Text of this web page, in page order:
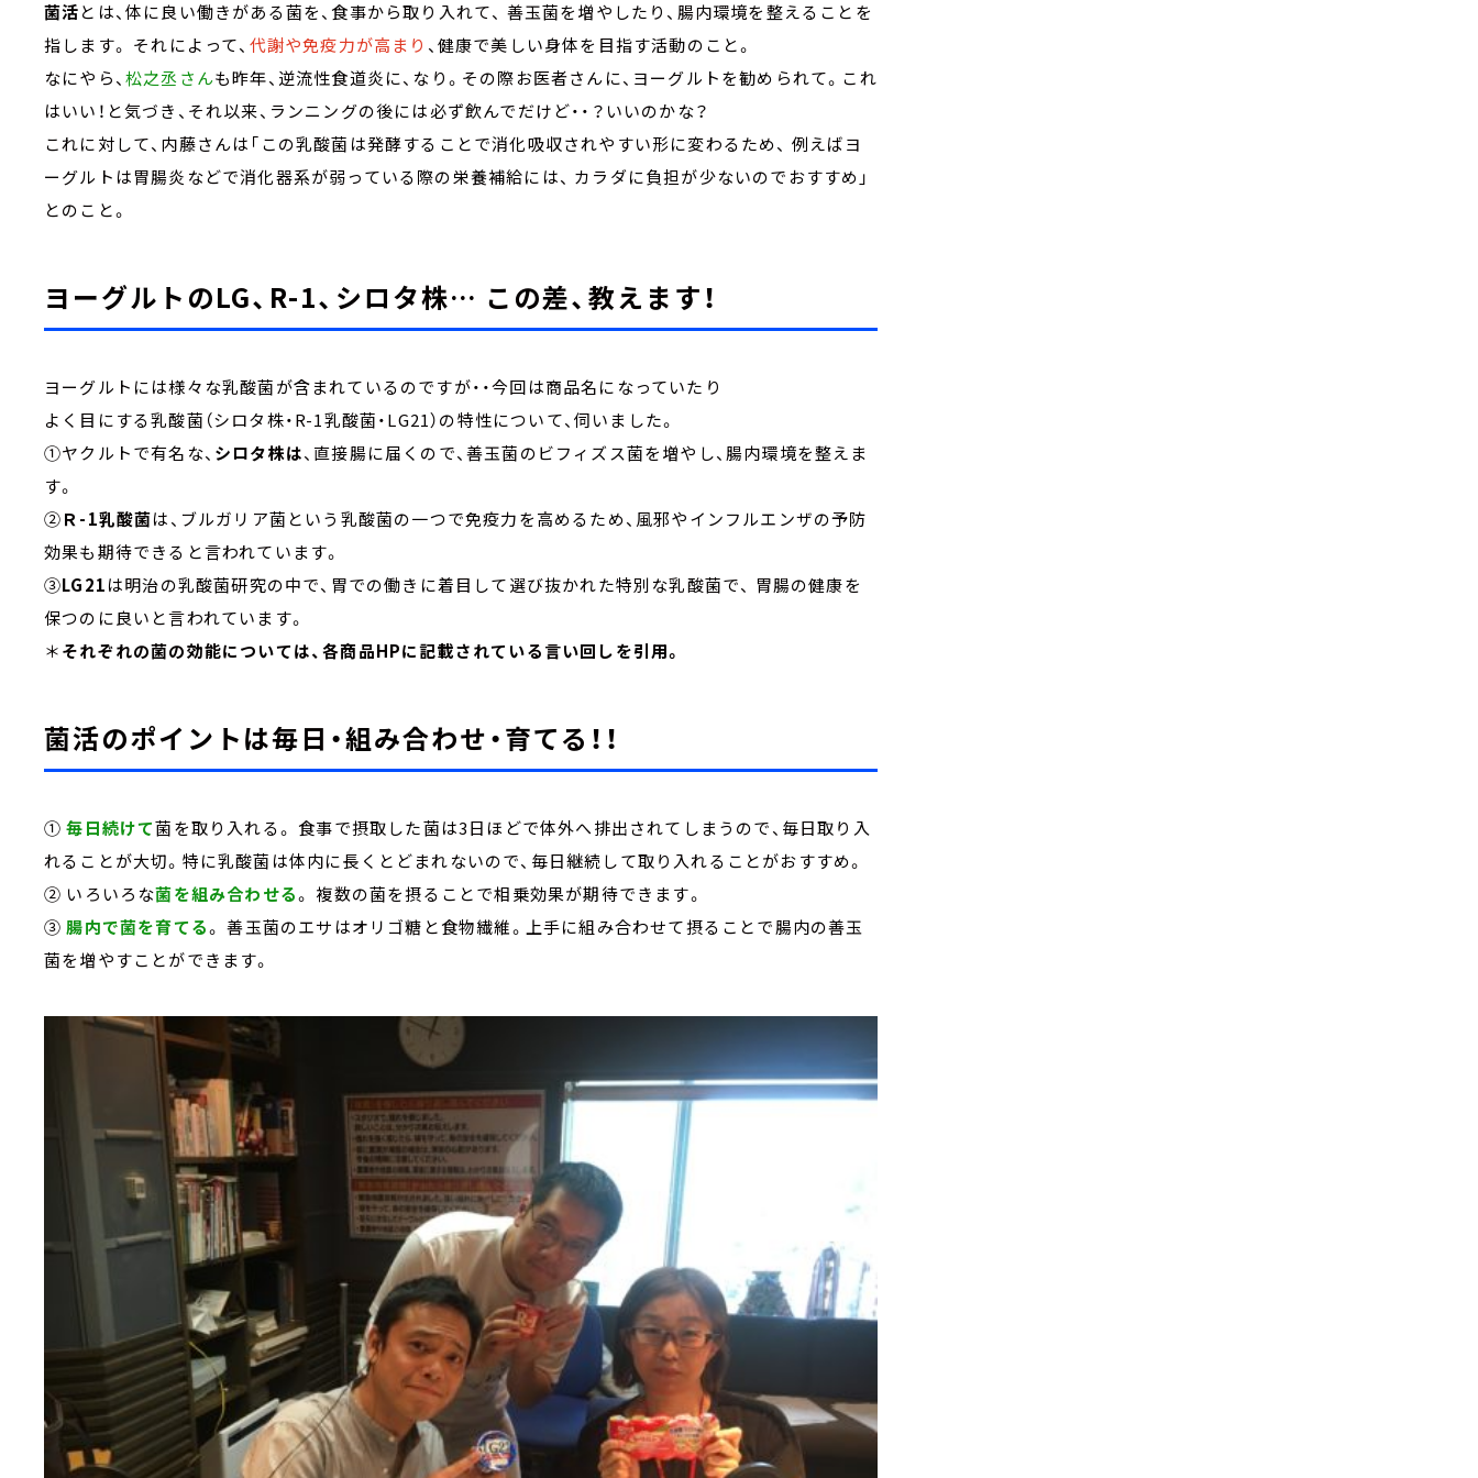
菌活とは、体に良い働きがある菌を、食事から取り入れて、 善玉菌を増やしたり、腸内環境を整えることを
指します。 それによって、 代謝や免疫力が高まり 、健康で美しい身体を目指す活動のこと。
なにやら、 松之丞さんも昨年、逆流性食道炎に、なり。その際お医者さんに、ヨーグルトを勧められて。これ
はいい！と気づき、それ以来、ランニングの後には必ず飲んでだけど・・？いいのかな？
これに対して、内藤さんは「この乳酸菌は発酵することで消化吸収されやすい形に変わるため、 例えばヨ
ーグルトは胃腸炎などで消化器系が弱っている際の栄養補給には、 カラダに負担が少ないのでおすすめ」
とのこと。
ヨーグルトのLG、R-1、シロタ株… この差、教えます！
ヨーグルトには様々な乳酸菌が含まれているのですが・・今回は商品名になっていたり
よく目にする乳酸菌（シロタ株・R-1乳酸菌・LG21）の特性について、伺いました。
①ヤクルトで有名な、 シロタ株は、直接腸に届くので、善玉菌のビフィズス菌を増やし、腸内環境を整えま
す。
②Ｒ-1乳酸菌は、ブルガリア菌という乳酸菌の一つで免疫力を高めるため、風邪やインフルエンザの予防
効果も期待できると言われています。
③LG21は明治の乳酸菌研究の中で、胃での働きに着目して選び抜かれた特別な乳酸菌で、 胃腸の健康を
保つのに良いと言われています。
＊それぞれの菌の効能については、各商品HPに記載されている言い回しを引用。
菌活のポイントは毎日・組み合わせ・育てる！！
①毎日続けて菌を取り入れる。 食事で摂取した菌は3日ほどで体外へ排出されてしまうので、毎日取り入
れることが大切。特に乳酸菌は体内に長くとどまれないので、毎日継続して取り入れることがおすすめ。
② いろいろな菌を組み合わせる。 複数の菌を摂ることで相乗効果が期待できます。
③腸内で菌を育てる。 善玉菌のエサはオリゴ糖と食物繊維。上手に組み合わせて摂ることで腸内の善玉
菌を増やすことができます。